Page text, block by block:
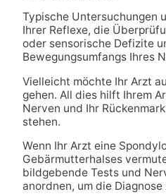
Typische Untersuchungen
Ihrer Reflexe, die
oder sensorische Defizite
Bewegungsumfangs Ihres
Vielleicht möchte Ihr Arzt
gehen. All dies hilft Ihrem
Nerven und Ihr
stehen.
Wenn Ihr Arzt eine
Gebärmutterhalses
bildgebende Tests und
anordnen, um die